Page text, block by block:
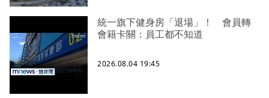
統一旗下健身房「退場」！ 會員轉
會籍卡關：員工都不知道
2026.08.04 19:45